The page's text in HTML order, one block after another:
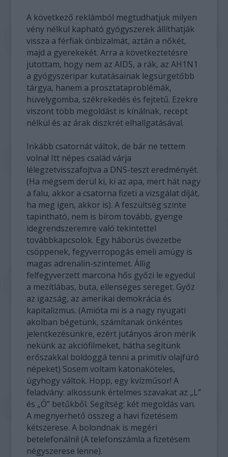
A következő reklámból megtudhatjuk milyen
vény nélkül kapható gyógyszerek állíthatják
vissza a férfiak önbizalmát, aztán a nőkét,
majd a gyerekekét. Arra a következtetésre
jutottam, hogy nem az AIDS, a rák, az AH1N1
a gyógyszeripar kutatásainak legsürgetőbb
tárgya, hanem a prosztataproblémák,
hüvelygomba, székrekedés és fejtetű. Ezekre
viszont több megoldást is kínálnak, recept
nélkül és az árak diszkrét elhallgatásával.
Inkább csatornát váltok, de bár ne tettem
volna! Itt népes család várja
lélegzetvisszafojtva a DNS-teszt eredményét.
(Ha mégsem derül ki, ki az apa, mert hát nagy
a falu, akkor a csatorna fizeti a vizsgálat díját,
ha meg igen, akkor is). A feszültség szinte
tapintható, nem is bírom tovább, gyenge
idegrendszeremre való tekintettel
továbbkapcsolok. Egy háborús övezetbe
csöppenek, fegyverropogás emeli amúgy is
magas adrenalin-szintemet. Állig
felfegyverzett marcona hős győzi le egyedül
a mezítlábas, buta, ellenséges sereget. Győz
az igazság, az amerikai demokrácia és
kapitalizmus. (Amióta mi is a nagy nyugati
akolban bégetünk, számítanak önkéntes
jelentkezésünkre, ezért jutányos áron mérik
nekünk az akciófilmeket, hátha segítünk
erőszakkal boldoggá tenni a primitív olajfúró
népeket) Sosem voltam katonaköteles,
úgyhogy váltok. Hopp, egy kvízműsor! A
feladvány: alkossunk értelmes szavakat az „L”
és „Ó” betűkből. Segítség: két megoldás van.
A megnyerhető összeg a havi fizetésem
kétszerese. A bolondnak is megéri
betelefonálni! (A telefonszámla a fizetésem
négyszerese lenne).